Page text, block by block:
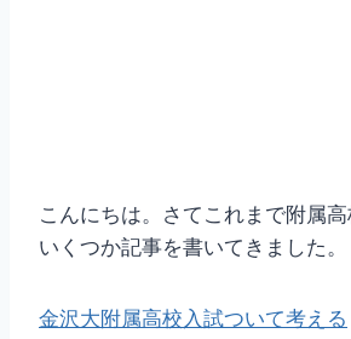
こんにちは。さてこれまで附属
いくつか記事を書いてきました。
金沢大附属高校入試ついて考える